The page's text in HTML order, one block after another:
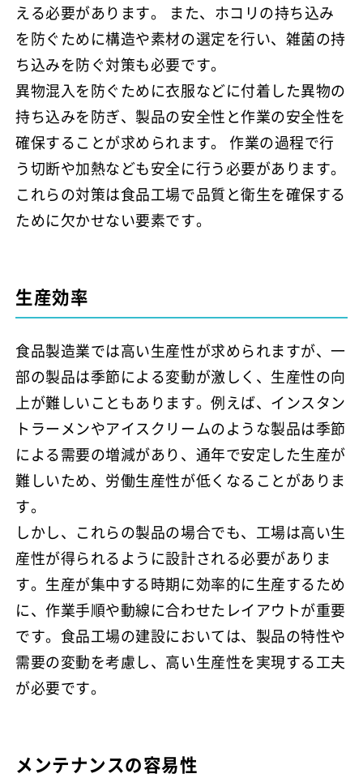
える必要があります。 また、ホコリの持ち込み
を防ぐために構造や素材の選定を行い、雑菌の持
ち込みを防ぐ対策も必要です。
異物混入を防ぐために衣服などに付着した異物の
持ち込みを防ぎ、製品の安全性と作業の安全性を
確保することが求められます。 作業の過程で行
う切断や加熱なども安全に行う必要があります。
これらの対策は食品工場で品質と衛生を確保する
ために欠かせない要素です。
生産効率
食品製造業では高い生産性が求められますが、一
部の製品は季節による変動が激しく、生産性の向
上が難しいこともあります。例えば、インスタン
トラーメンやアイスクリームのような製品は季節
による需要の増減があり、通年で安定した生産が
難しいため、労働生産性が低くなることがありま
す。
しかし、これらの製品の場合でも、工場は高い生
産性が得られるように設計される必要がありま
す。生産が集中する時期に効率的に生産するため
に、作業手順や動線に合わせたレイアウトが重要
です。食品工場の建設においては、製品の特性や
需要の変動を考慮し、高い生産性を実現する工夫
が必要です。
メンテナンスの容易性